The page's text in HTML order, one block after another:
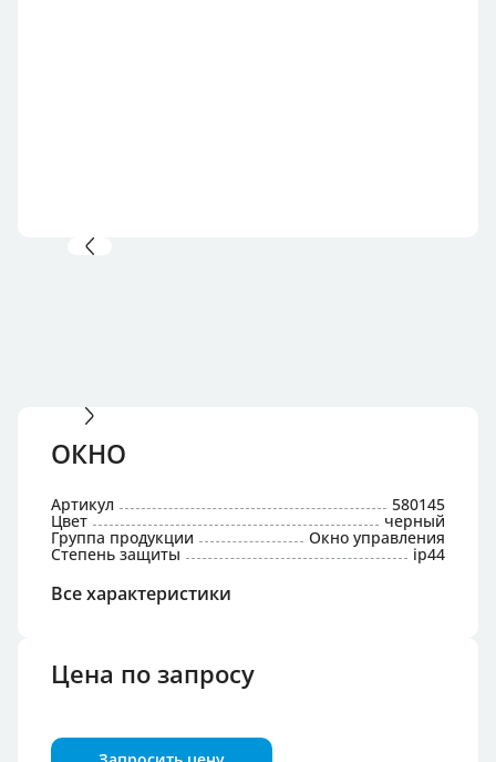
ОКНО
Артикул 580145
Цвет черный
Группа продукции Окно управления
Степень защиты ip44
Все характеристики
Цена по запросу